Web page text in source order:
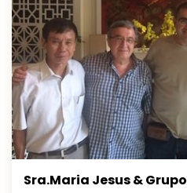
Sra.Maria Jesus & Grupo